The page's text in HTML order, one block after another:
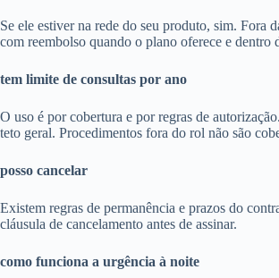
Se ele estiver na rede do seu produto, sim. Fora
com reembolso quando o plano oferece e dentro
tem limite de consultas por ano
O uso é por cobertura e por regras de
teto geral. Procedimentos fora do rol não são
posso cancelar
Existem regras de permanência e prazos do
cláusula de cancelamento antes de assinar.
como funciona a urgência à noite